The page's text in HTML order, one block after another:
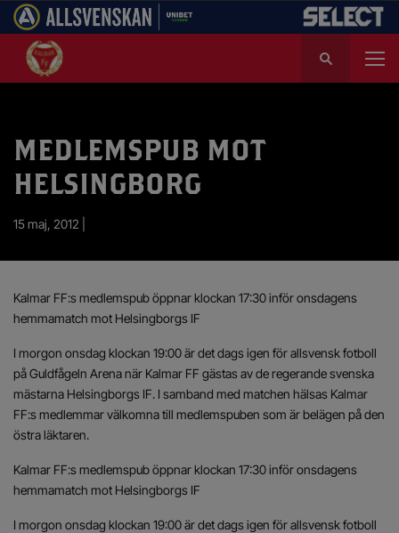
k
MEDLEMSPUB MOT
HELSINGBORG
15 maj, 2012 |
Kalmar FF:s medlemspub öppnar klockan 17:30 inför onsdagens
hemmamatch mot Helsingborgs IF
I morgon onsdag klockan 19:00 är det dags igen för allsvensk fotboll
på Guldfågeln Arena när Kalmar FF gästas av de regerande svenska
mästarna Helsingborgs IF. I samband med matchen hälsas Kalmar
FF:s medlemmar välkomna till medlemspuben som är belägen på den
östra läktaren.
Kalmar FF:s medlemspub öppnar klockan 17:30 inför onsdagens
hemmamatch mot Helsingborgs IF
I morgon onsdag klockan 19:00 är det dags igen för allsvensk fotboll